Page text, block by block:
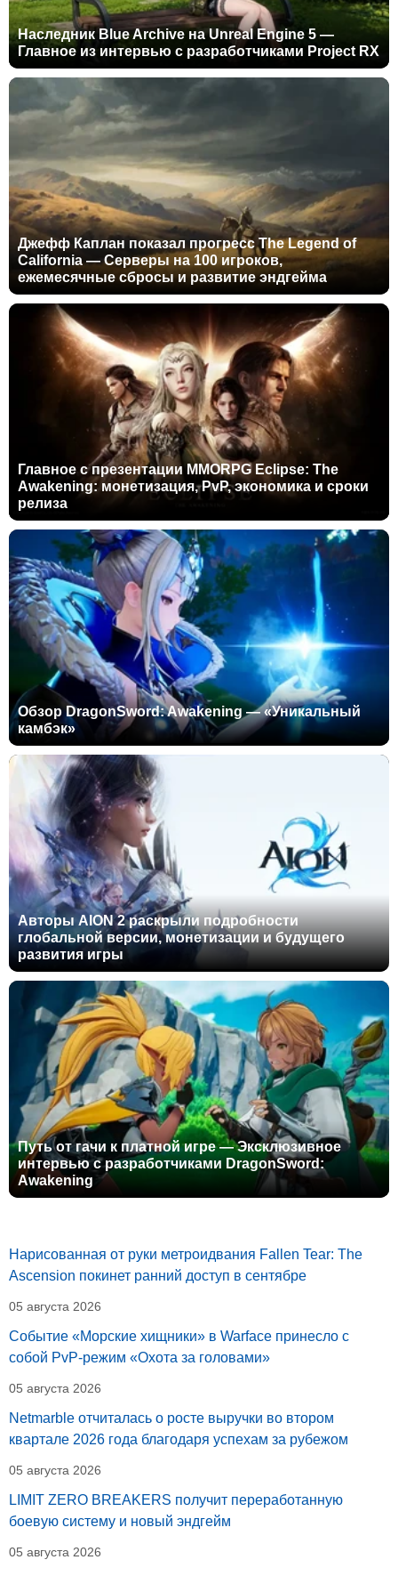
Наследник Blue Archive на Unreal Engine 5 —
Главное из интервью с разработчиками Project RX
Джефф Каплан показал прогресс The Legend of
California — Серверы на 100 игроков,
ежемесячные сбросы и развитие эндгейма
Главное с презентации MMORPG Eclipse: The
Awakening: монетизация, PvP, экономика и сроки
релиза
Обзор DragonSword: Awakening — «Уникальный
камбэк»
Авторы AION 2 раскрыли подробности
глобальной версии, монетизации и будущего
развития игры
Путь от гачи к платной игре — Эксклюзивное
интервью с разработчиками DragonSword:
Awakening
Нарисованная от руки метроидвания Fallen Tear: The
Ascension покинет ранний доступ в сентябре
05 августа 2026
Событие «Морские хищники» в Warface принесло с
собой PvP-режим «Охота за головами»
05 августа 2026
Netmarble отчиталась о росте выручки во втором
квартале 2026 года благодаря успехам за рубежом
05 августа 2026
LIMIT ZERO BREAKERS получит переработанную
боевую систему и новый эндгейм
05 августа 2026